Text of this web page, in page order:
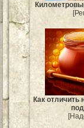
Как отличить